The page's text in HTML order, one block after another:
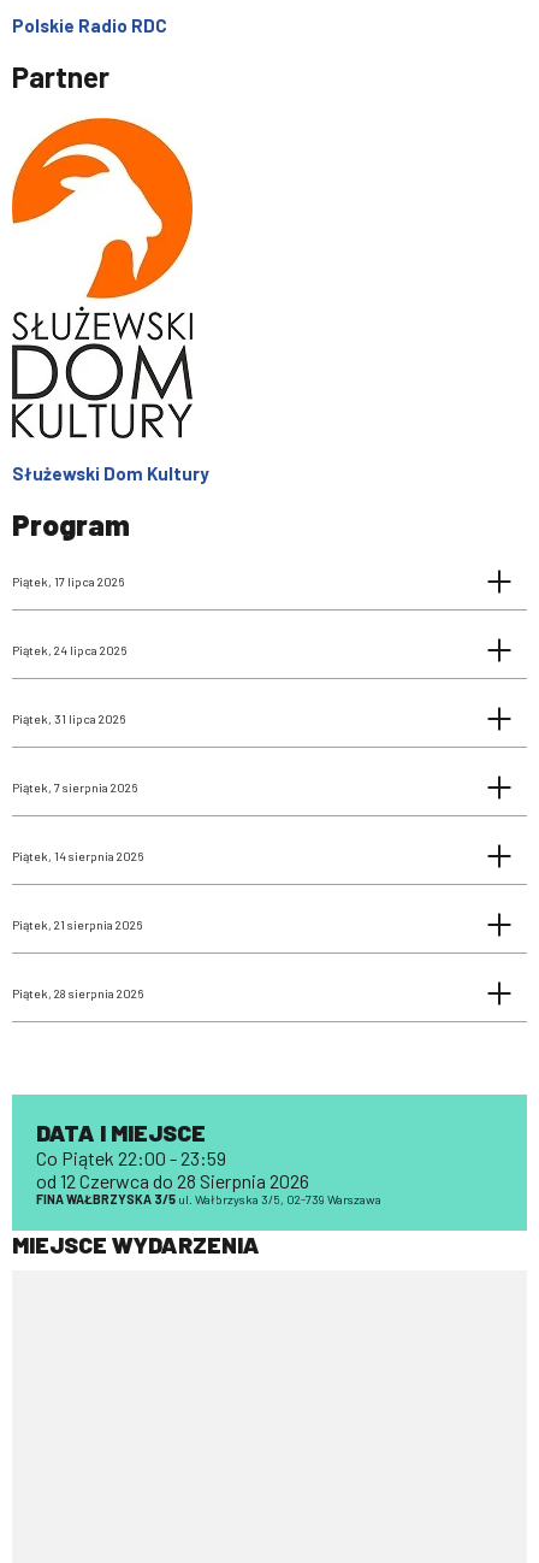
Polskie Radio RDC
Partner
Służewski Dom Kultury
Program
Piątek, 17 lipca 2026
Piątek, 24 lipca 2026
Piątek, 31 lipca 2026
Piątek, 7 sierpnia 2026
Piątek, 14 sierpnia 2026
Piątek, 21 sierpnia 2026
Piątek, 28 sierpnia 2026
DATA I MIEJSCE
Co Piątek 22:00 - 23:59
od 12 Czerwca do 28 Sierpnia 2026
FINA WAŁBRZYSKA 3/5 ul. Wałbrzyska 3/5, 02-739 Warszawa
MIEJSCE WYDARZENIA